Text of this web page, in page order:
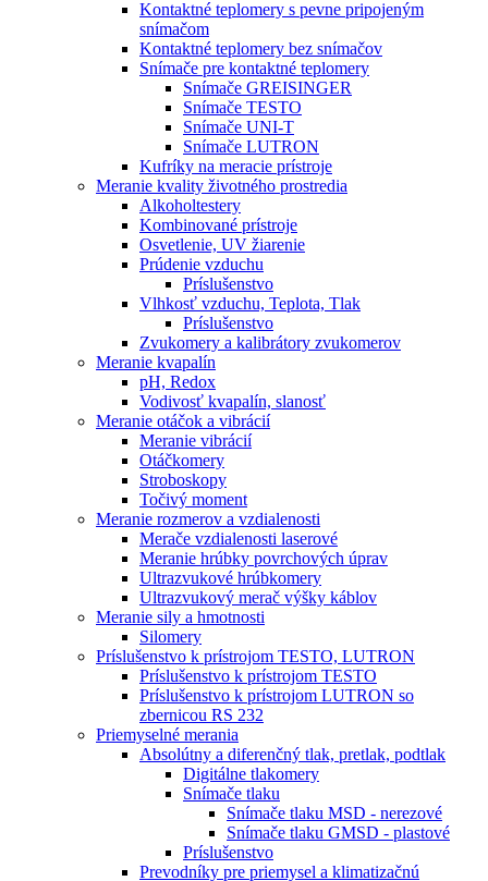
Kontaktné teplomery s pevne pripojeným
snímačom
Kontaktné teplomery bez snímačov
Snímače pre kontaktné teplomery
Snímače GREISINGER
Snímače TESTO
Snímače UNI-T
Snímače LUTRON
Kufríky na meracie prístroje
Meranie kvality životného prostredia
Alkoholtestery
Kombinované prístroje
Osvetlenie, UV žiarenie
Prúdenie vzduchu
Príslušenstvo
Vlhkosť vzduchu, Teplota, Tlak
Príslušenstvo
Zvukomery a kalibrátory zvukomerov
Meranie kvapalín
pH, Redox
Vodivosť kvapalín, slanosť
Meranie otáčok a vibrácií
Meranie vibrácií
Otáčkomery
Stroboskopy
Točivý moment
Meranie rozmerov a vzdialenosti
Merače vzdialenosti laserové
Meranie hrúbky povrchových úprav
Ultrazvukové hrúbkomery
Ultrazvukový merač výšky káblov
Meranie sily a hmotnosti
Silomery
Príslušenstvo k prístrojom TESTO, LUTRON
Príslušenstvo k prístrojom TESTO
Príslušenstvo k prístrojom LUTRON so
zbernicou RS 232
Priemyselné merania
Absolútny a diferenčný tlak, pretlak, podtlak
Digitálne tlakomery
Snímače tlaku
Snímače tlaku MSD - nerezové
Snímače tlaku GMSD - plastové
Príslušenstvo
Prevodníky pre priemysel a klimatizačnú